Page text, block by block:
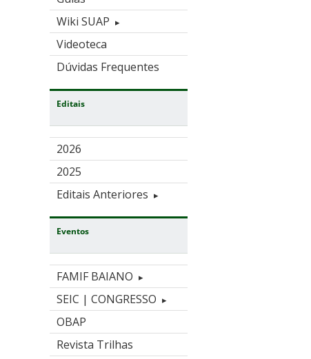
Wiki SUAP
Videoteca
Dúvidas Frequentes
Editais
2026
2025
Editais Anteriores
Eventos
FAMIF BAIANO
SEIC | CONGRESSO
OBAP
Revista Trilhas